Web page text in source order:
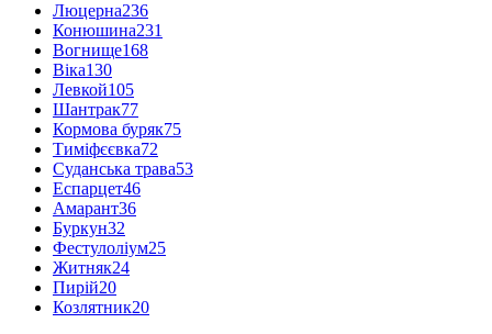
Люцерна236
Конюшина231
Вогнище168
Віка130
Левкой105
Шантрак77
Кормова буряк75
Тиміфєєвка72
Суданська трава53
Еспарцет46
Амарант36
Буркун32
Фестулоліум25
Житняк24
Пирій20
Козлятник20